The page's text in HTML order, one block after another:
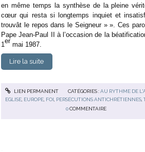
en même temps la synthèse de la pleine
cœur qui resta si longtemps inquiet et
trouvât le repos dans le Seigneur » ». Ces
Pape Jean-Paul II à l’occasion de la
1er mai 1987.
Lire la suite
LIEN PERMANENT CATÉGORIES :AU RYTHME DE
EGLISE EUROPE FOI PERSÉCUTIONS ANTICHRÉTIENNES ,
0 COMMENTAIRE